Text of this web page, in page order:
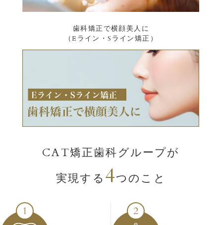
歯科矯正で横顔美人に
（Eライン・Sライン矯正）
CAT矯正歯科グループが
実現する 4つのこと